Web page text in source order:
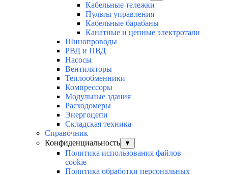
Кабельные тележки
Пульты управления
Кабельные барабаны
Канатные и цепные электротали
Шинопроводы
РВД и ПВД
Насосы
Вентиляторы
Теплообменники
Компрессоры
Модульные здания
Расходомеры
Энергоцепи
Складская техника
Справочник
Конфиденциальность
▼
Политика использования файлов
cookie
Политика обработки персональных